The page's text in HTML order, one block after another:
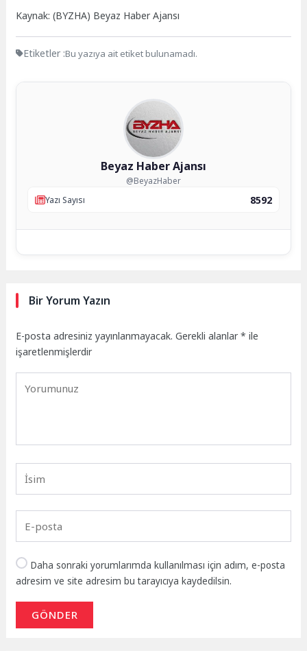
Kaynak: (BYZHA) Beyaz Haber Ajansı
Etiketler :Bu yazıya ait etiket bulunamadı.
Beyaz Haber Ajansı
@BeyazHaber
Yazı Sayısı
8592
Bir Yorum Yazın
E-posta adresiniz yayınlanmayacak. Gerekli alanlar* ile
işaretlenmişlerdir
Daha sonraki yorumlarımda kullanılması için adım, e-posta
adresim ve site adresim bu tarayıcıya kaydedilsin.
GÖNDER